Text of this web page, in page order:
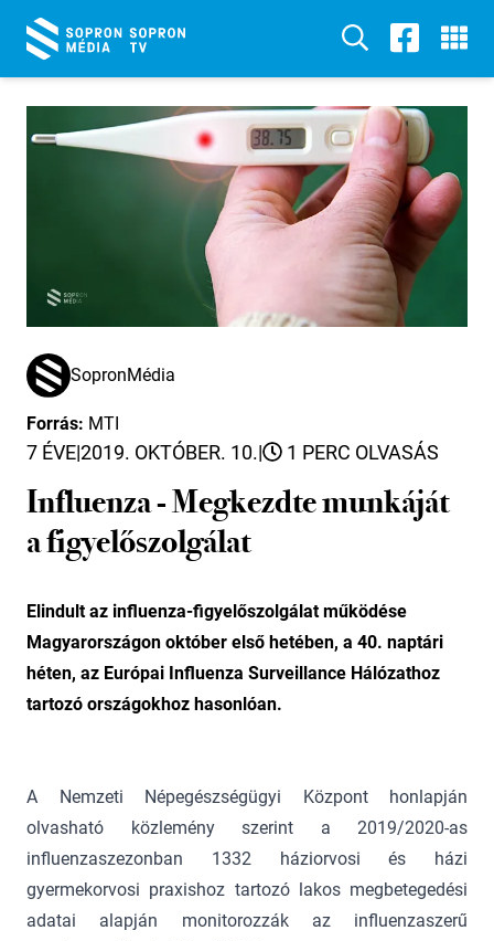
SopronMédia
Forrás: MTI
7 ÉVE|2019. OKTÓBER. 10.| 1 PERC OLVASÁS
Influenza - Megkezdte munkáját
a figyelőszolgálat
Elindult az influenza-figyelőszolgálat működése
Magyarországon október első hetében, a 40. naptári
héten, az Európai Influenza Surveillance Hálózathoz
tartozó országokhoz hasonlóan.
A Nemzeti Népegészségügyi Központ honlapján
olvasható közlemény szerint a 2019/2020-as
influenzaszezonban 1332 háziorvosi és házi
gyermekorvosi praxishoz tartozó lakos megbetegedési
adatai alapján monitorozzák az influenzaszerű